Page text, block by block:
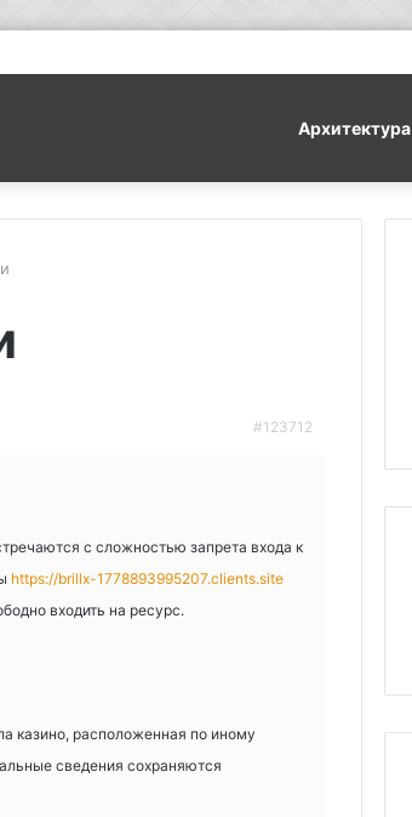
Архитектура
#123712
с сложностью запрета входа к
https://brillx-1778893995207.clients.site
входить на ресурс.
казино, расположенная по иному
сведения сохраняются